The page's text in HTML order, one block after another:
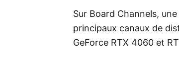
Sur Board Channels,
principaux canaux de
GeForce RTX 4060 et